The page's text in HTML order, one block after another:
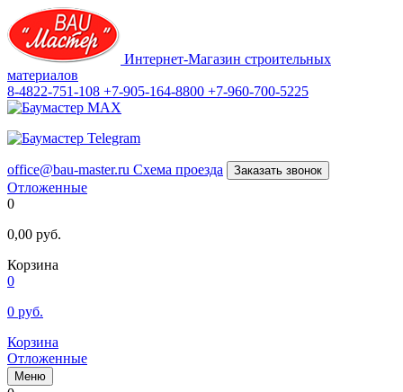
Интернет-Магазин строительных
материалов
8-4822-751-108 +7-905-164-8800 +7-960-700-5225
office@bau-master.ru Схема проезда Заказать звонок
Отложенные
0
0,00 руб.
Корзина
0
0 руб.
Корзина
Отложенные
Меню